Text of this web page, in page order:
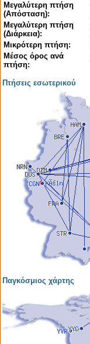
Μεγαλύτερη πτήση
(Απόσταση):
Μεγαλύτερη πτήση
(Διάρκεια):
Μικρότερη πτήση:
Μέσος όρος ανά
πτήση:
Πτήσεις εσωτερικού
Παγκόσμιος χάρτης